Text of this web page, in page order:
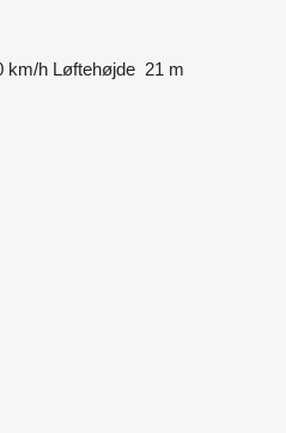
km/h Løftehøjde 21 m